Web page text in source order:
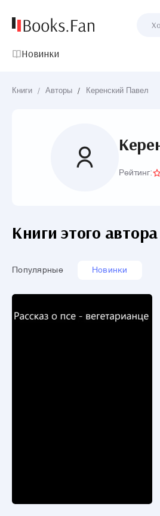
Новинки
Книги / Авторы / Керенский Павел
Рейтинг:
Книги этого автора
Популярные Новинки